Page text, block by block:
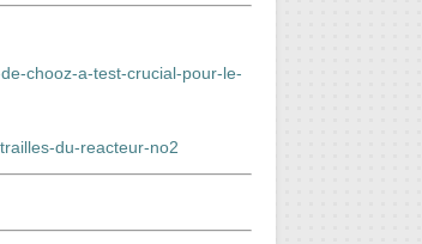
chooz-a-test-crucial-pour-le-
du-reacteur-no2